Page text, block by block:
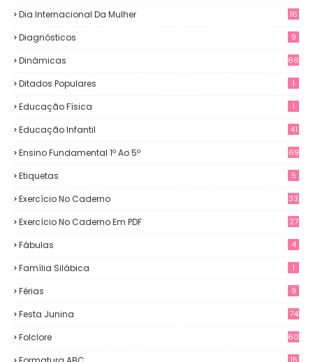
Dia Internacional Da Mulher 16
Diagnósticos 9
Dinâmicas 66
Ditados Populares 1
Educação Física 1
Educação Infantil 41
Ensino Fundamental 1º Ao 5º 69
Etiquetas 5
Exercício No Caderno 33
Exercício No Caderno Em PDF 27
Fábulas 4
Família Silábica 1
Férias 9
Festa Junina 74
Folclore 60
15